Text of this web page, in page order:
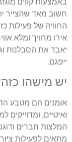
חשוב מאד שהצייר
החוויה של פעילות
אירו מחויך ומלא
יאבד את הסבלנות
ייפגם.
יש מישהו
אומנים הם מטבע
ואיטיים,
המלצות חברים
מתאים לפעילות